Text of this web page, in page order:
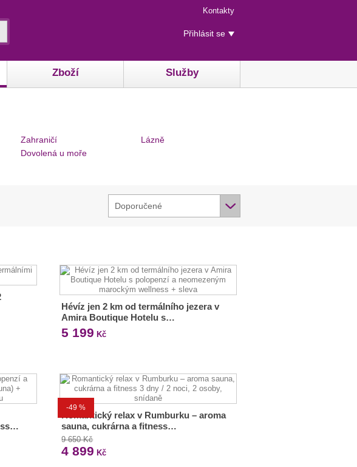
Menu
rychlého
přístupu
Kontakty
Uživatelské
menu
Přihlásit se
Zboží Služby
Zahraničí
Dovolená u moře
Lázně
Doporučené
Hévíz jen 2 km od termálního jezera v
Amira Boutique Hotelu s…
5 199 Kč
-49 %
Romantický relax v Rumburku – aroma
sauna, cukrárna a fitness…
9 650 Kč
4 899 Kč